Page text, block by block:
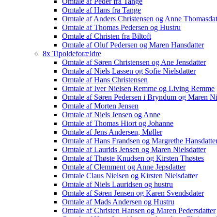
Omtale af Hans fra Tange
Omtale af Anders Christensen og Anne
Omtale af Thomas Pedersen og Hustru
Omtale af Christen fra Biltoft
Omtale af Oluf Pedersen og Maren Hansdatter
8x Tipoldeforældre
Omtale af Søren Christensen og Ane Jensdatter
Omtale af Niels Lassen og Sofie Nielsdatter
Omtale af Hans Christensen
Omtale af Iver Nielsen Remme og Living Remme
Omtale af Søren Pedersen i Bryndum og Maren
Omtale af Morten Jensen
Omtale af Niels Jensen og Anne
Omtale af Thomas Hiort og Johanne
Omtale af Jens Andersen, Møller
Omtale af Hans Frandsen og Margrethe
Omtale af Laurids Jensen og Maren Nielsdatter
Omtale af Thøste Knudsen og Kirsten Thøstes
Omtale af Clemment og Anne Jepsdatter
Omtale Claus Nielsen og Kirsten Nielsdatter
Omtale af Niels Lauridsen og hustru
Omtale af Søren Jensen og Karen Svendsdater
Omtale af Mads Andersen og Hustru
Omtale af Christen Hansen og Maren Pedersdatter